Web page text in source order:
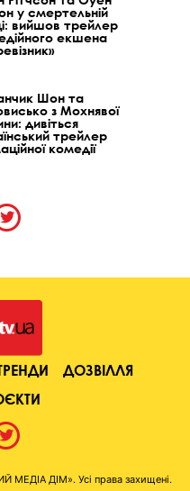
у смертельній
вийшов трейлер
екшена
Шон та
з Мохнявої
дивіться
трейлер
комедії
ДОЗВІЛЛЯ
ДІМ». Усі права захищені.